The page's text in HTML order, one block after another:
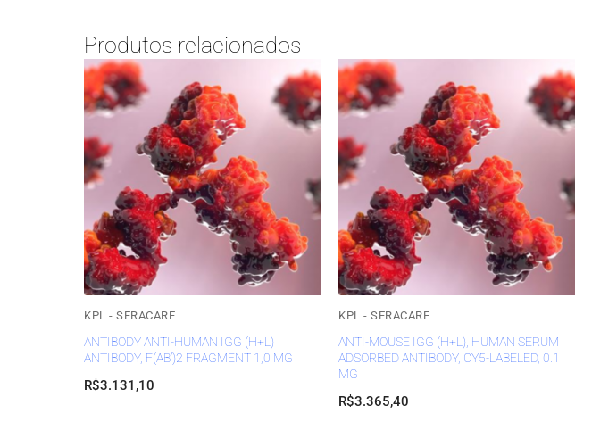
Produtos relacionados
KPL - SERACARE
ANTIBODY ANTI-HUMAN IGG (H+L)
ANTIBODY, F(AB’)2 FRAGMENT 1,0 MG
R$3.131,10
KPL - SERACARE
ANTI-MOUSE IGG (H+L), HUMAN SERUM
ADSORBED ANTIBODY, CY5-LABELED, 0.1
MG
R$3.365,40